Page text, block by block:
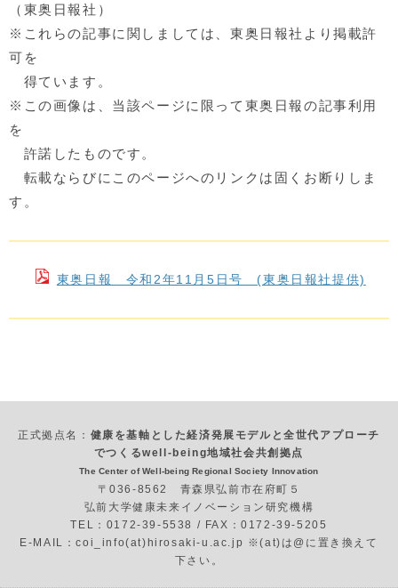
（東奥日報社）
※これらの記事に関しましては、東奥日報社より掲載許
可を
得ています。
※この画像は、当該ページに限って東奥日報の記事利用
を
許諾したものです。
転載ならびにこのページへのリンクは固くお断りしま
す。
東奥日報 令和2年11月5日号 (東奥日報社提供)
正式拠点名： 健康を基軸とした経済発展モデルと全世代アプローチ
でつくるwell-being地域社会共創拠点
The Center of Well-being Regional Society Innovation
〒036-8562 青森県弘前市在府町５
弘前大学健康未来イノベーション研究機構
TEL：0172-39-5538 / FAX：0172-39-5205
E-MAIL：coi_info(at)hirosaki-u.ac.jp ※(at)は@に置き換えて
下さい。